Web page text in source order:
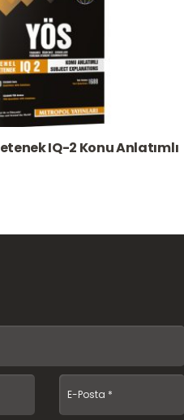
IQ-2 Konu Anlatımlı